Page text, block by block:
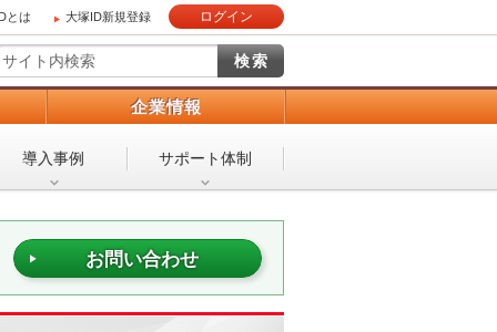
とは 大塚ID新規登録 ログイン
企業情報
導入事例 サポート体制
お問い合わせ